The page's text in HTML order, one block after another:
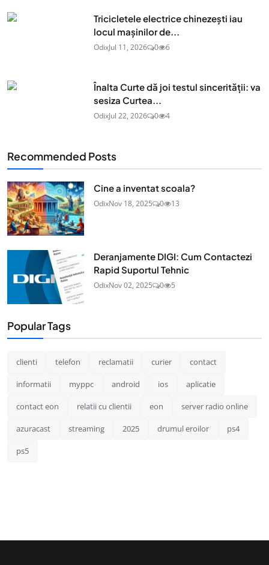
Tricicletele electrice chinezești iau
locul mașinilor de...
OdixJul 11, 2026 0 6
Înalta Curte dă joi testul sincerității: va
sesiza Curtea...
OdixJul 22, 2026 0 4
Recommended Posts
Cine a inventat scoala?
OdixNov 18, 2025 0 13
Deranjamente DIGI: Cum Contactezi
Rapid Suportul Tehnic
OdixNov 02, 2025 0 5
Popular Tags
clienti telefon reclamatii curier contact
informatii myppc android ios aplicatie
contact eon relatii cu clientii eon server radio online
azuracast streaming 2025 drumul eroilor ps4
ps5